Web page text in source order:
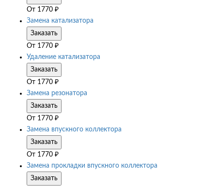
От 1770 ₽
Замена катализатора
Заказать
От 1770 ₽
Удаление катализатора
Заказать
От 1770 ₽
Замена резонатора
Заказать
От 1770 ₽
Замена впускного коллектора
Заказать
От 1770 ₽
Замена прокладки впускного коллектора
Заказать